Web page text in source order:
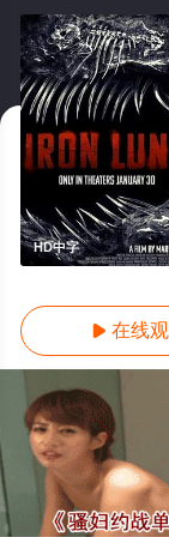
HD中字
 在线